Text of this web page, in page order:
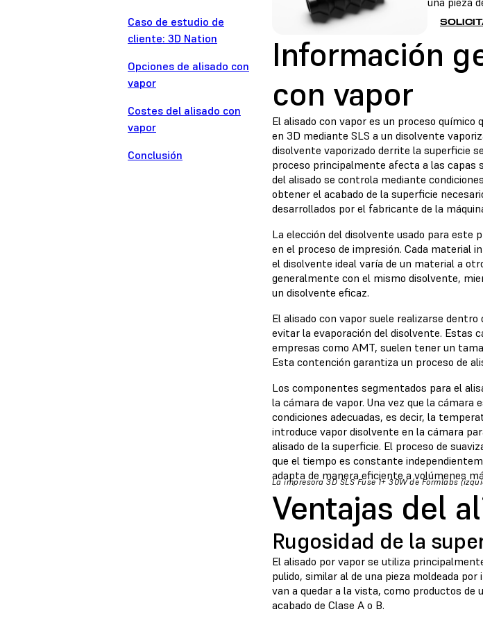
Caso de estudio de
cliente: 3D Nation
Opciones de alisado con
vapor
Costes del alisado con
vapor
Conclusión
Información
con vapor
El alisado con vapor es un proceso
en 3D mediante SLS a un disolvente
disolvente vaporizado derrite la superficie
proceso principalmente afecta a las capas
del alisado se controla mediante
obtener el acabado de la superficie
desarrollados por el fabricante de la
La elección del disolvente usado para este
en el proceso de impresión. Cada material
el disolvente ideal varía de un material a
generalmente con el mismo disolvente,
un disolvente eficaz.
El alisado con vapor suele realizarse
evitar la evaporación del disolvente. Estas
empresas como AMT, suelen tener un
Esta contención garantiza un proceso de
Los componentes segmentados para el
la cámara de vapor. Una vez que la
condiciones adecuadas, es decir, la
introduce vapor disolvente en la cámara
alisado de la superficie. El proceso de
que el tiempo es constante
adapta de manera eficiente a volúmenes
La impresora 3D SLS Fuse 1+ 30W de Formlabs
Ventajas del
Rugosidad de la
El alisado por vapor se utiliza
pulido, similar al de una pieza moldeada
van a quedar a la vista, como productos
acabado de Clase A o B.